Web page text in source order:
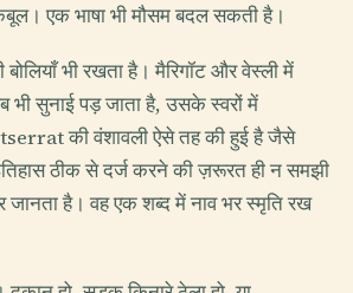
एक भाषा भी मौसम बदल सकती है।
बोलियाँ भी रखता है। मैरिगॉट और वेस्ली में
सुनाई पड़ जाता है, उसके स्वरों में
की वंशावली ऐसे तह की हुई है जैसे
ठीक से दर्ज करने की ज़रूरत ही न समझी
जानता है। वह एक शब्द में नाव भर स्मृति रख